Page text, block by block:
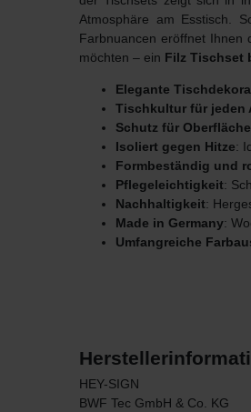
Atmosphäre am Esstisch.
Farbnuancen eröffnet Ihnen
möchten – ein Filz Tischset
Elegante
Tischkultur für jeden
Schutz für
Isoliert gegen Hitze:
Formbeständig und
Pflegeleichtigkeit:
Nachhaltigkeit:
Made in Germany:
Umfangreiche
HEY-SIGN
BWF Tec GmbH & Co. KG